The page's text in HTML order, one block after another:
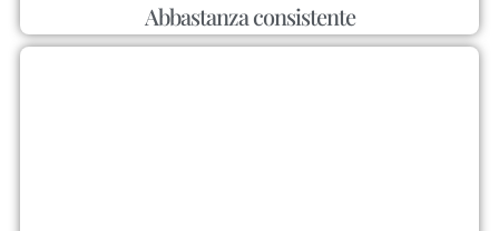
Abbastanza consistente